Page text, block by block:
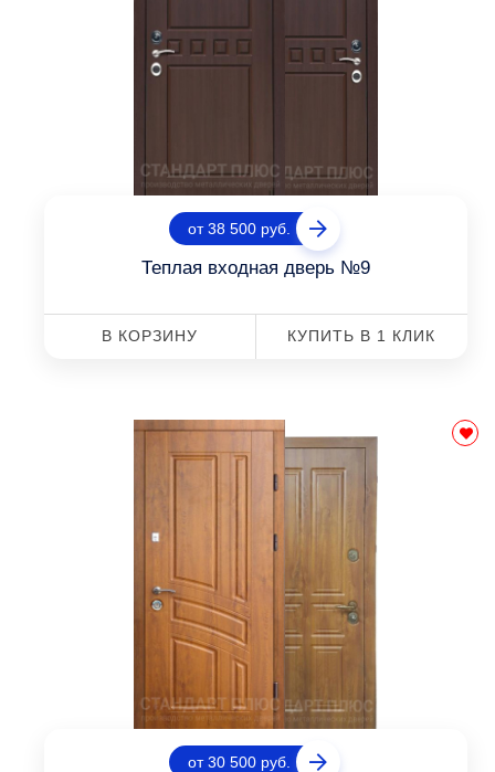
от 38 500 руб.
Теплая входная дверь №9
В КОРЗИНУ КУПИТЬ В 1 КЛИК
от 30 500 руб.